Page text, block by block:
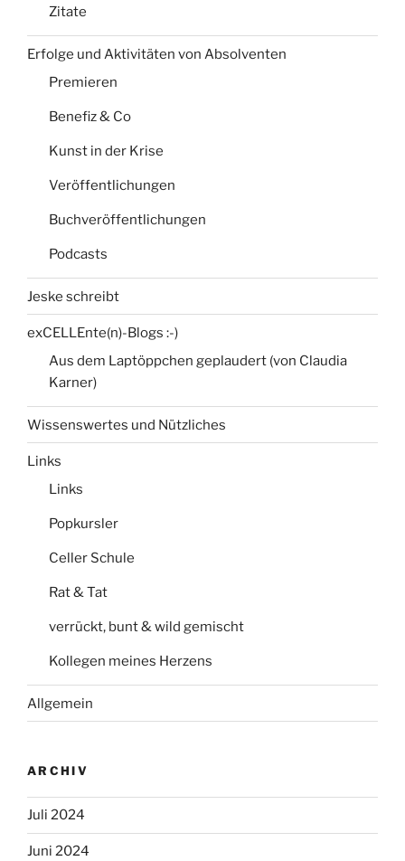
Zitate
Erfolge und Aktivitäten von Absolventen
Premieren
Benefiz & Co
Kunst in der Krise
Veröffentlichungen
Buchveröffentlichungen
Podcasts
Jeske schreibt
exCELLEnte(n)-Blogs :-)
Aus dem Laptöppchen geplaudert (von Claudia
Karner)
Wissenswertes und Nützliches
Links
Links
Popkursler
Celler Schule
Rat & Tat
verrückt, bunt & wild gemischt
Kollegen meines Herzens
Allgemein
ARCHIV
Juli 2024
Juni 2024